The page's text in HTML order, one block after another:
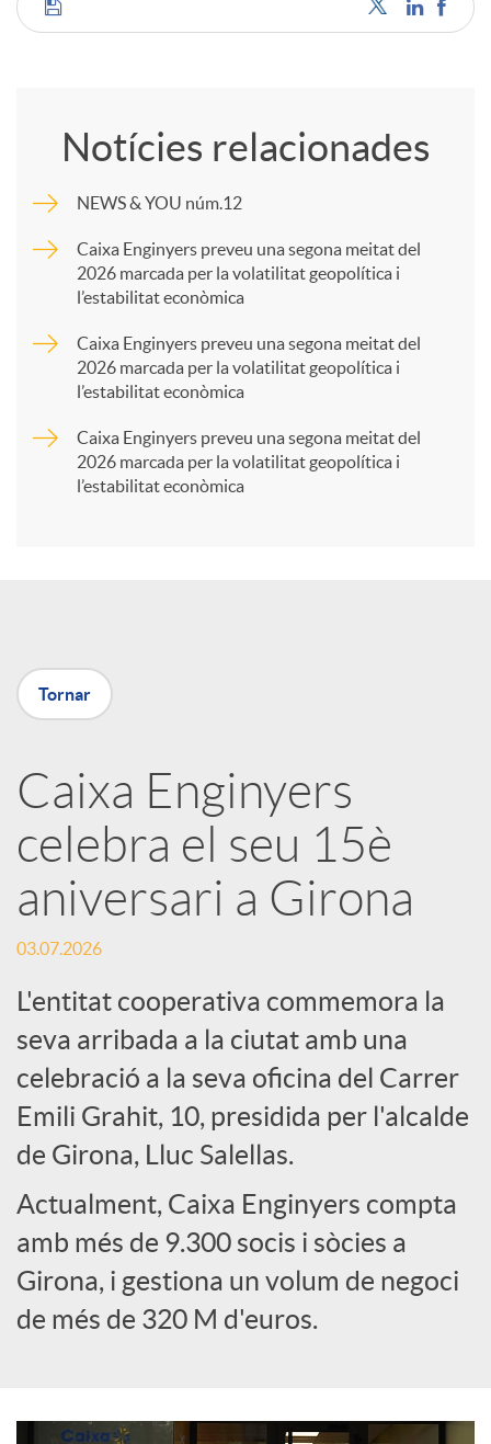
C
m
p
a
a
r
x
e
s
S
o
c
Notícies relacionades
NEWS & YOU núm.12
Caixa Enginyers preveu una segona meitat del
2026 marcada per la volatilitat geopolítica i
l’estabilitat econòmica
Caixa Enginyers preveu una segona meitat del
2026 marcada per la volatilitat geopolítica i
l’estabilitat econòmica
Caixa Enginyers preveu una segona meitat del
2026 marcada per la volatilitat geopolítica i
l’estabilitat econòmica
Tornar
Caixa Enginyers
celebra el seu 15è
aniversari a Girona
03.07.2026
L'entitat cooperativa commemora la
seva arribada a la ciutat amb una
celebració a la seva oficina del Carrer
Emili Grahit, 10, presidida per l'alcalde
de Girona, Lluc Salellas.
Actualment, Caixa Enginyers compta
amb més de 9.300 socis i sòcies a
Girona, i gestiona un volum de negoci
de més de 320 M d'euros.